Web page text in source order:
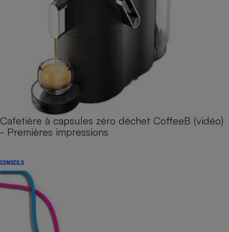
Cafetière à capsules zéro déchet CoffeeB (vidéo)
- Premières impressions
CONSEILS